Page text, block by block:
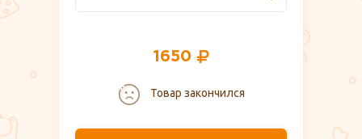
1650
Товар закончился